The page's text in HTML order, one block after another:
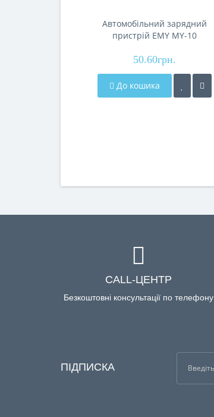
Автомобільний зарядний
пристрій EMY MY-10
50.60грн.
До кошика
CALL-ЦЕНТР
Безкоштовні консультації по телефону
ПІДПИСКА